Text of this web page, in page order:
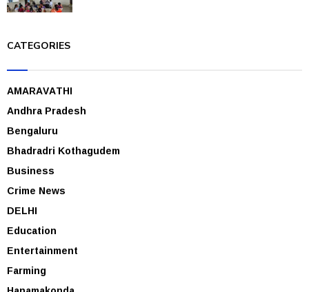
CATEGORIES
AMARAVATHI
Andhra Pradesh
Bengaluru
Bhadradri Kothagudem
Business
Crime News
DELHI
Education
Entertainment
Farming